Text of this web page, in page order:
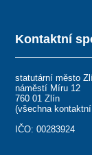
Kontaktní
statutární město
náměstí Míru 12
760 01 Zlín
(všechna
IČO: 00283924